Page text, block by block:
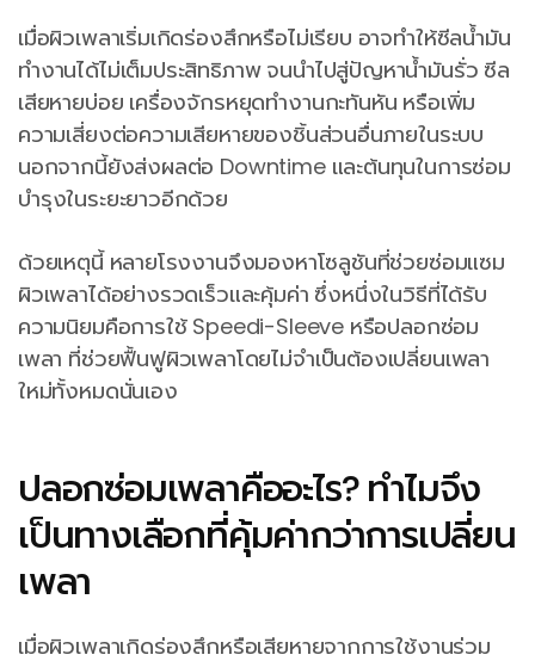
เมื่อผิวเพลาเริ่มเกิดร่องสึกหรือไม่เรียบ อาจทำให้ซีลน้ำมัน
ทำงานได้ไม่เต็มประสิทธิภาพ จนนำไปสู่ปัญหาน้ำมันรั่ว ซีล
เสียหายบ่อย เครื่องจักรหยุดทำงานกะทันหัน หรือเพิ่ม
ความเสี่ยงต่อความเสียหายของชิ้นส่วนอื่นภายในระบบ
นอกจากนี้ยังส่งผลต่อ Downtime และต้นทุนในการซ่อม
บำรุงในระยะยาวอีกด้วย
ด้วยเหตุนี้ หลายโรงงานจึงมองหาโซลูชันที่ช่วยซ่อมแซม
ผิวเพลาได้อย่างรวดเร็วและคุ้มค่า ซึ่งหนึ่งในวิธีที่ได้รับ
ความนิยมคือการใช้ Speedi-Sleeve หรือปลอกซ่อม
เพลา ที่ช่วยฟื้นฟูผิวเพลาโดยไม่จำเป็นต้องเปลี่ยนเพลา
ใหม่ทั้งหมดนั่นเอง
ปลอกซ่อมเพลาคืออะไร? ทำไมจึง
เป็นทางเลือกที่คุ้มค่ากว่าการเปลี่ยน
เพลา
เมื่อผิวเพลาเกิดร่องสึกหรือเสียหายจากการใช้งานร่วม